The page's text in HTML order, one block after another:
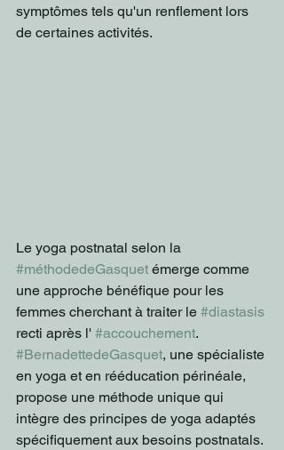
symptômes tels qu'un renflement lors
de certaines activités.
Le yoga postnatal selon la
#méthodedeGasquet émerge comme
une approche bénéfique pour les
femmes cherchant à traiter le #diastasis
recti après l' #accouchement.
#BernadettedeGasquet, une spécialiste
en yoga et en rééducation périnéale,
propose une méthode unique qui
intègre des principes de yoga adaptés
spécifiquement aux besoins postnatals.